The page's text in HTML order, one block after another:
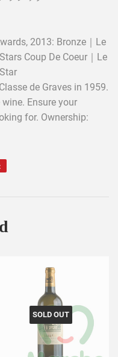
2013: Bronze｜Le
Coup De Coeur｜Le
de Graves in 1959.
Ensure your
for. Ownership:
SOLD OUT